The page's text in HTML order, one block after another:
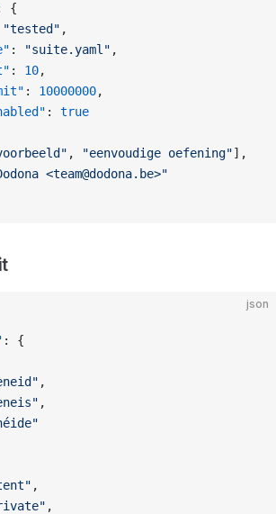
{
"tested" ,
: "suite.yaml" ,
: 10,
: 10000000,
: true
, "eenvoudige oefening"],
<team@dodona.be>"
json
: {
,
,
,
,